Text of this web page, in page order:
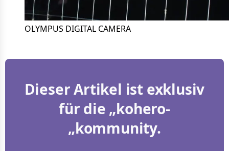
OLYMPUS DIGITAL CAMERA
Dieser Artikel ist exklusiv
für die „kohero-
„kommunity.